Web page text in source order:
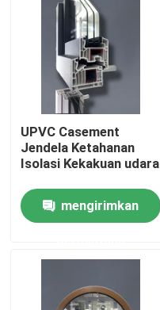
Rumah
UPVC Casement
Jendela Ketahanan
Isolasi Kekakuan udara
mengirimkan